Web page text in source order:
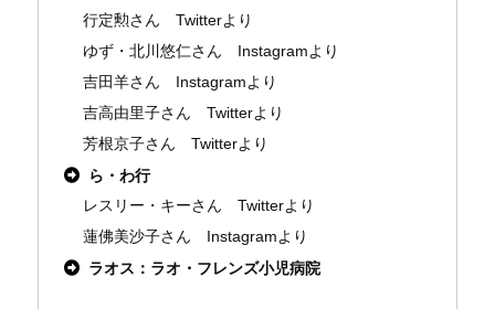
行定勲さん Twitterより
ゆず・北川悠仁さん Instagramより
吉田羊さん Instagramより
吉高由里子さん Twitterより
芳根京子さん Twitterより
ら・わ行
レスリー・キーさん Twitterより
蓮佛美沙子さん Instagramより
ラオス：ラオ・フレンズ小児病院